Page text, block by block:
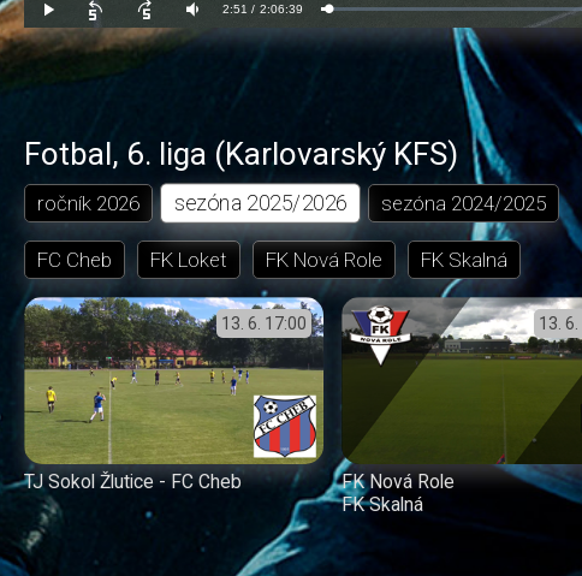
Přehrát
Posunout
dozadu
5
Posunout
dopředu
o
ZtlumitAktuální
2:51 / Doba
2:06:39 Načteno:
Fotbal, 6. liga (Karlovarský KFS)
ročník 2026 sezóna 2025/2026 sezóna 2024/2025
FC Cheb FK Loket FK Nová Role FK Skalná
13. 6. 17:00
TJ Sokol Žlutice - FC Cheb
13. 6.
FK Nová Role
FK Skalná